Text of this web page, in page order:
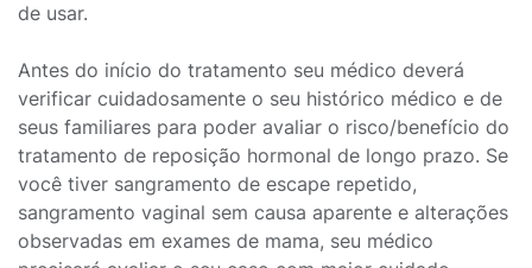
de usar.
Antes do início do tratamento seu médico deverá
verificar cuidadosamente o seu histórico médico e de
seus familiares para poder avaliar o risco/benefício do
tratamento de reposição hormonal de longo prazo. Se
você tiver sangramento de escape repetido,
sangramento vaginal sem causa aparente e alterações
observadas em exames de mama, seu médico